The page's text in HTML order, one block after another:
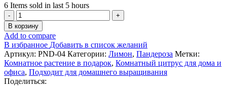
6 Items sold in last 5 hours
Количество
товара
Лимон
Пандероза
4
года
В корзину
Add to compare
В избранное Добавить в список желаний
Артикул: PND-04 Категории: Лимон, Пандероза Метки:
Комнатное растение в подарок, Комнатный цитрус для дома и
офиса, Подходит для домашнего выращивания
Поделиться: